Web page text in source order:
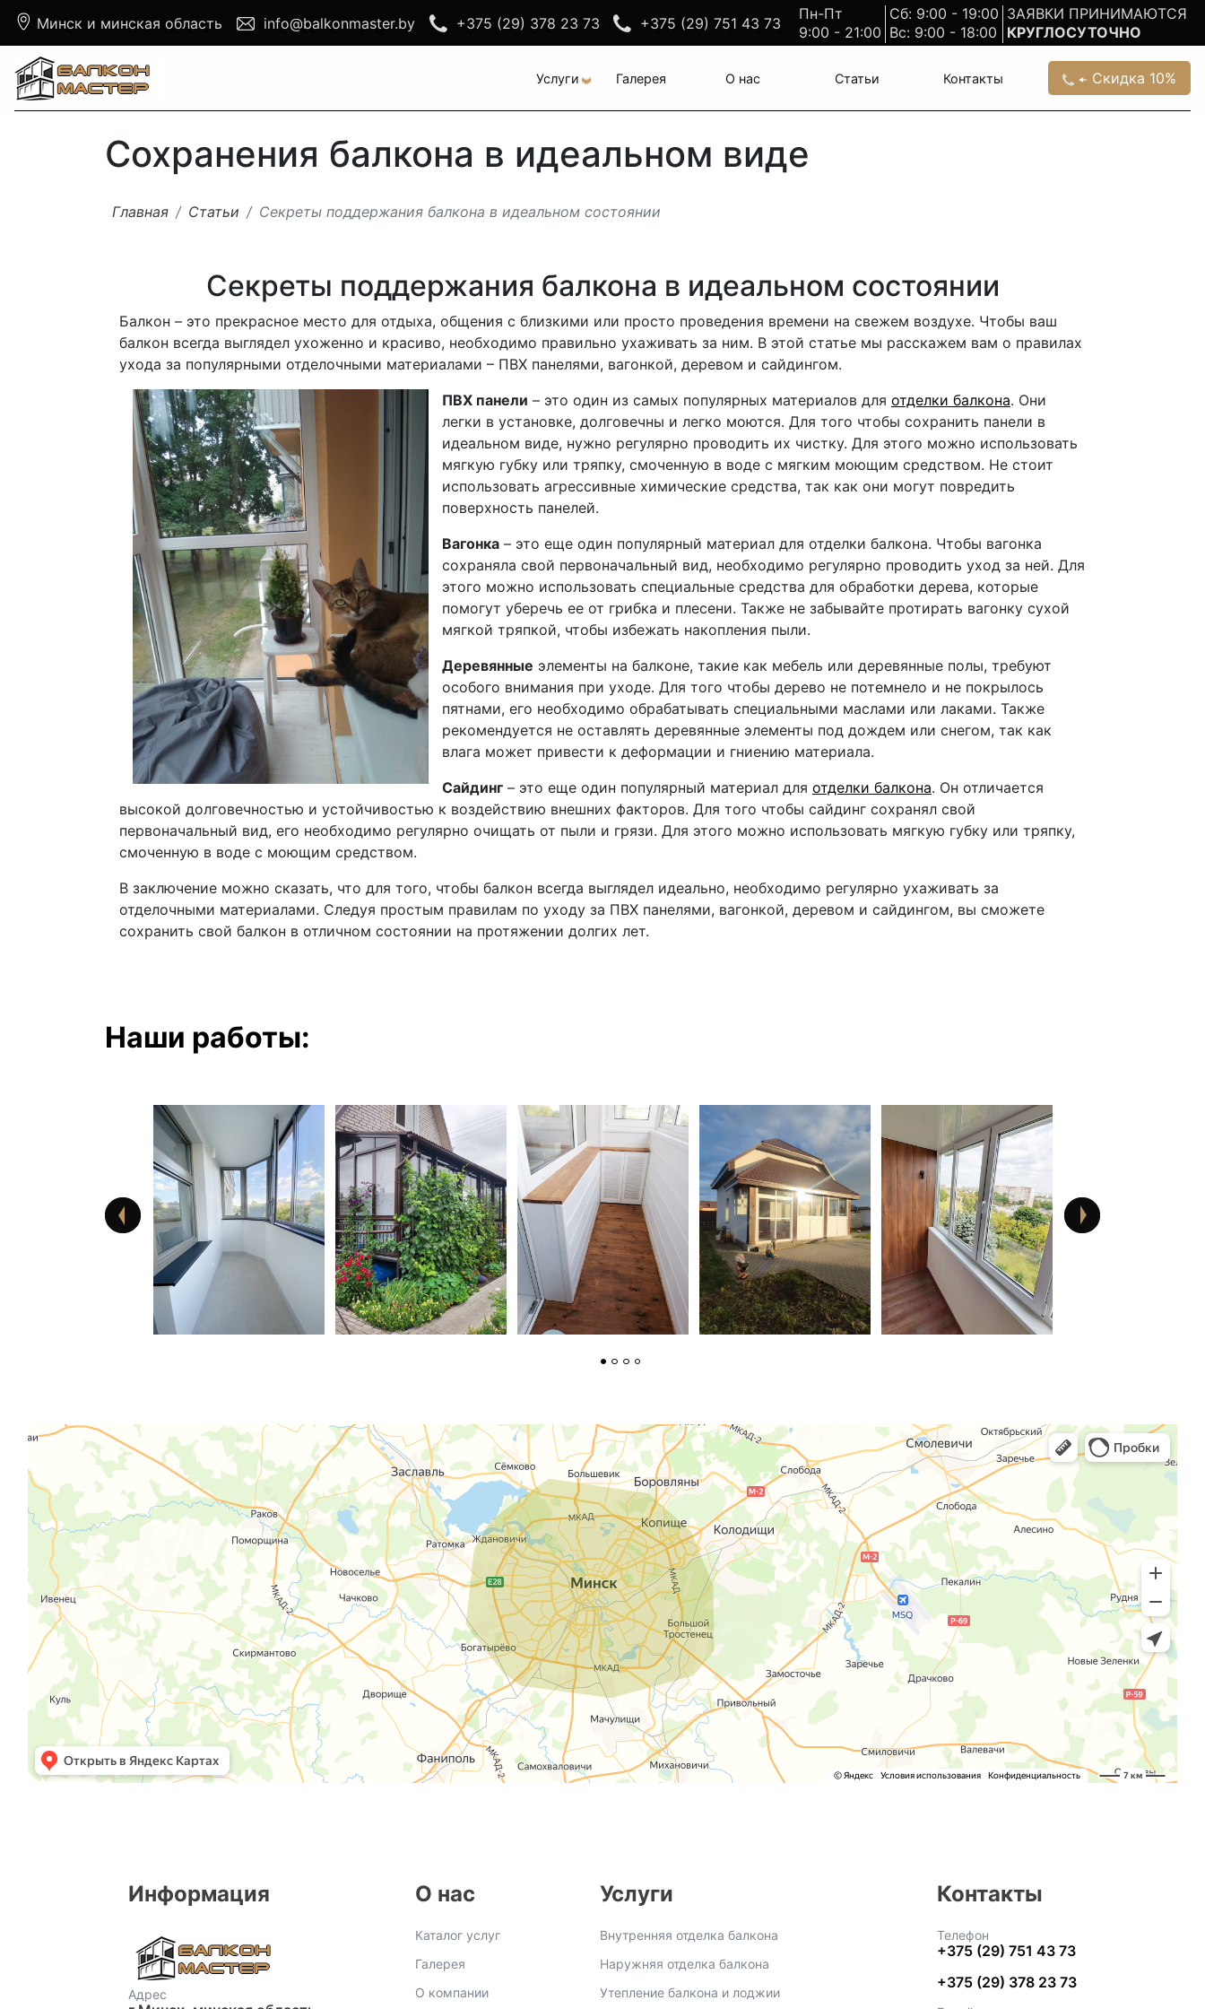
Минск и минская область info@balkonmaster.by +375 (29) 378 23 73 +375 (29) 751 43 73
Пн-Пт
9:00 - 21:00
Сб: 9:00 - 19:00
Вс: 9:00 - 18:00
ЗАЯВКИ ПРИНИМАЮТСЯ
КРУГЛОСУТОЧНО
Услуги Галерея О нас Статьи Контакты Скидка 10%
Сохранения балкона в идеальном виде
Главная Статьи Секреты поддержания балкона в идеальном состоянии
Секреты поддержания балкона в идеальном состоянии
Балкон – это прекрасное место для отдыха, общения с близкими или просто проведения времени на свежем воздухе. Чтобы ваш
балкон всегда выглядел ухоженно и красиво, необходимо правильно ухаживать за ним. В этой статье мы расскажем вам о правилах
ухода за популярными отделочными материалами – ПВХ панелями, вагонкой, деревом и сайдингом.
ПВХ панели – это один из самых популярных материалов для отделки балкона. Они
легки в установке, долговечны и легко моются. Для того чтобы сохранить панели в
идеальном виде, нужно регулярно проводить их чистку. Для этого можно использовать
мягкую губку или тряпку, смоченную в воде с мягким моющим средством. Не стоит
использовать агрессивные химические средства, так как они могут повредить
поверхность панелей.
Вагонка – это еще один популярный материал для отделки балкона. Чтобы вагонка
сохраняла свой первоначальный вид, необходимо регулярно проводить уход за ней. Для
этого можно использовать специальные средства для обработки дерева, которые
помогут уберечь ее от грибка и плесени. Также не забывайте протирать вагонку сухой
мягкой тряпкой, чтобы избежать накопления пыли.
Деревянные элементы на балконе, такие как мебель или деревянные полы, требуют
особого внимания при уходе. Для того чтобы дерево не потемнело и не покрылось
пятнами, его необходимо обрабатывать специальными маслами или лаками. Также
рекомендуется не оставлять деревянные элементы под дождем или снегом, так как
влага может привести к деформации и гниению материала.
Сайдинг – это еще один популярный материал для отделки балкона. Он отличается
высокой долговечностью и устойчивостью к воздействию внешних факторов. Для того чтобы сайдинг сохранял свой
первоначальный вид, его необходимо регулярно очищать от пыли и грязи. Для этого можно использовать мягкую губку или тряпку,
смоченную в воде с моющим средством.
В заключение можно сказать, что для того, чтобы балкон всегда выглядел идеально, необходимо регулярно ухаживать за
отделочными материалами. Следуя простым правилам по уходу за ПВХ панелями, вагонкой, деревом и сайдингом, вы сможете
сохранить свой балкон в отличном состоянии на протяжении долгих лет.
Наши работы:
Информация
Адрес
О нас
Каталог услуг
Галерея
О компании
Услуги
Внутренняя отделка балкона
Наружняя отделка балкона
Утепление балкона и лоджии
Контакты
Телефон
+375 (29) 751 43 73
+375 (29) 378 23 73